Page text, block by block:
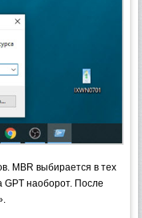
MBR выбирается в тех
GPT наоборот. После